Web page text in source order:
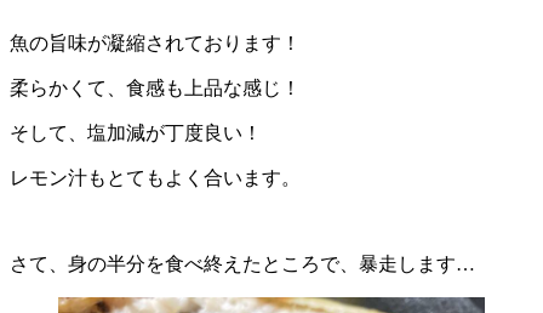
魚の旨味が凝縮されております！
柔らかくて、食感も上品な感じ！
そして、塩加減が丁度良い！
レモン汁もとてもよく合います。
さて、身の半分を食べ終えたところで、暴走します…